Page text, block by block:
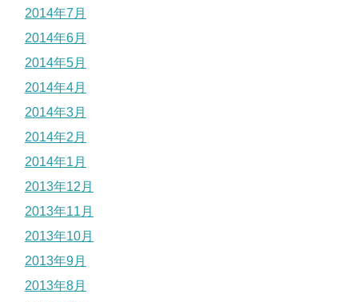
2014年7月
2014年6月
2014年5月
2014年4月
2014年3月
2014年2月
2014年1月
2013年12月
2013年11月
2013年10月
2013年9月
2013年8月